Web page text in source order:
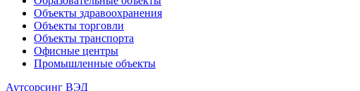
Объекты здравоохранения
Объекты торговли
Объекты транспорта
Офисные центры
Промышленные объекты
Аутсорсинг ВЭД